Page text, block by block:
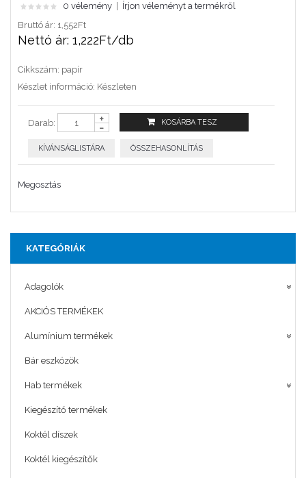
0 vélemény
Írjon véleményt a termékről
Bruttó ár: 1,552Ft
Nettó ár: 1,222Ft/db
Cikkszám: papír
Készlet információ: Készleten
Darab:
KÍVÁNSÁGLISTÁRA ÖSSZEHASONLÍTÁS
Megosztás
KATEGÓRIÁK
Adagolók
AKCIÓS TERMÉKEK
Alumínium termékek
Bár eszközök
Hab termékek
Kiegészítő termékek
Koktél díszek
Koktél kiegészítők